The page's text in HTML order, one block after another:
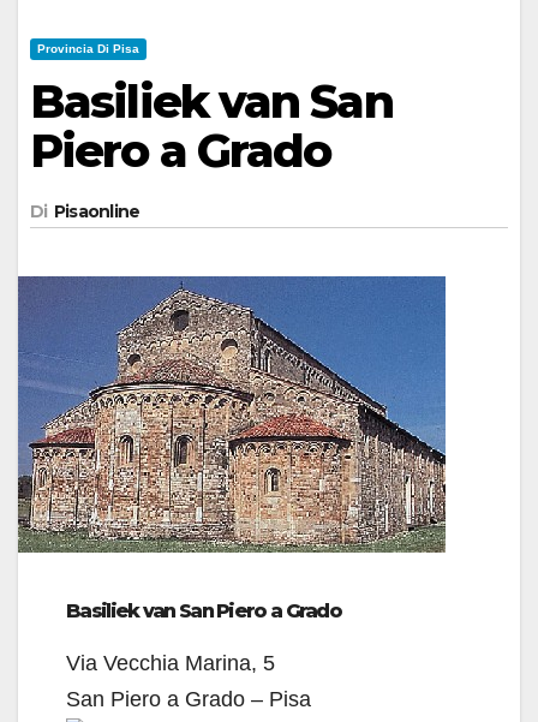
Provincia Di Pisa
Basiliek van San
Piero a Grado
Di Pisaonline
Basiliek van San Piero a Grado
Via Vecchia Marina, 5
San Piero a Grado – Pisa